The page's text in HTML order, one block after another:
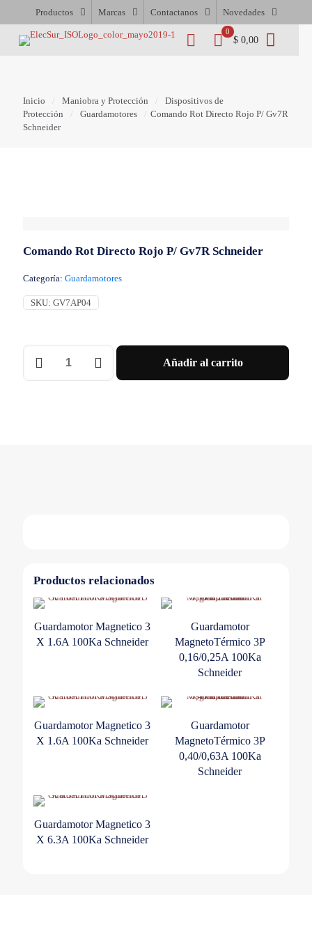
Productos Marcas Contactanos Novedades
0
$ 0,00
Inicio Maniobra y Protección
Dispositivos de
Protección
Guardamotores
Comando Rot Directo Rojo P/ Gv7R
Schneider
Comando Rot Directo Rojo P/ Gv7R Schneider
Categoría: Guardamotores
SKU: GV7AP04
Comando
Directo
Añadir al carrito
Productos relacionados
Guardamotor Magnetico 3
X 1.6A 100Ka Schneider
Guardamotor
MagnetoTérmico 3P
0,16/0,25A 100Ka
Schneider
Guardamotor Magnetico 3
X 1.6A 100Ka Schneider
Guardamotor
MagnetoTérmico 3P
0,40/0,63A 100Ka
Schneider
Guardamotor Magnetico 3
X 6.3A 100Ka Schneider